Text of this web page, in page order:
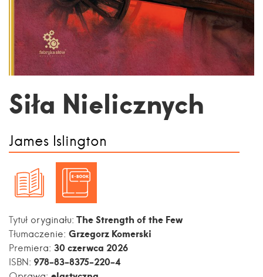
Siła Nielicznych
James Islington
Tytuł oryginału: The Strength of the Few
Tłumaczenie: Grzegorz Komerski
Premiera: 30 czerwca 2026
ISBN: 978-83-8375-220-4